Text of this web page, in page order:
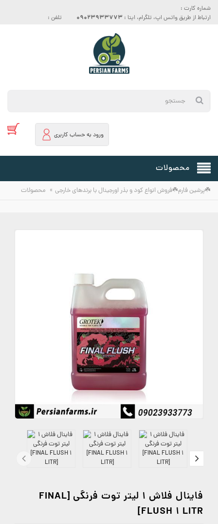
شماره کارت :
ارتباط از طریق واتس اپ، تلگرام، ایتا : 09023933773 تلفن :
ورود به حساب کاربری
محصولات
☘️پرشین فارم☘️فروش انواع کود و بذر اورجینال با برندهای خارجی » محصولات
فاینال فلاش 1 لیتر توت فرنگی [FINAL
FLUSH 1 LITR]